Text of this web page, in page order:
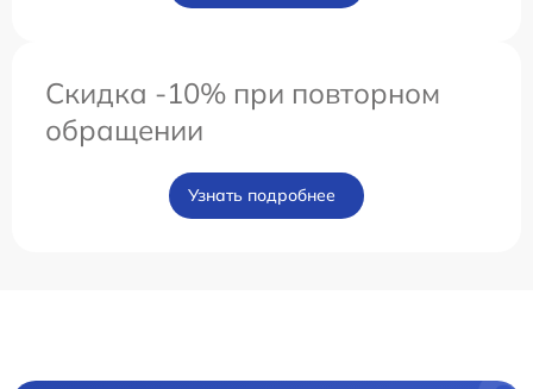
Скидка -10% при повторном
обращении
Узнать подробнее